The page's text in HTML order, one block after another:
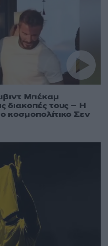
Μπέκαμ
διακοπές τους – Η
κοσμοπολίτικο Σεν